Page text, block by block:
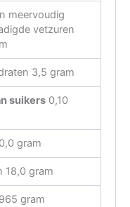
meervoudig
vetzuren
3,5 gram
suikers 0,10
gram
18,0 gram
gram